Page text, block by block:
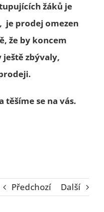
Předchozí Další
žáků je
je prodej omezen
že by koncem
zbývaly,
těšíme se na vás.